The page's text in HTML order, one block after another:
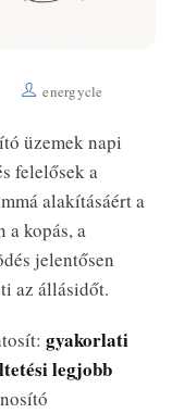
energycle
üzemek napi
felelősek a
alakításáért a
a kopás, a
jelentősen
az állásidőt.
gyakorlati
legjobb